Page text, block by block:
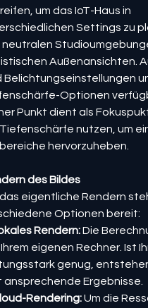
um das IoT-Haus in
Settings zu
neutralen
Außenansichten.
Belichtungseinstellungen
Optionen
Punkt dient als
nutzen, um
hervorzuheben.
des Bildes
eigentliche Rendern
Optionen bereit:
Rendern: Die
eigenen Rechner. Ist
genug,
ansprechende Ergebnisse.
Rendering: Um die